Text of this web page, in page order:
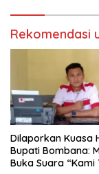
Rekomendasi
Dilaporkan Kuasa
Bupati Bombana:
Buka Suara “Kami